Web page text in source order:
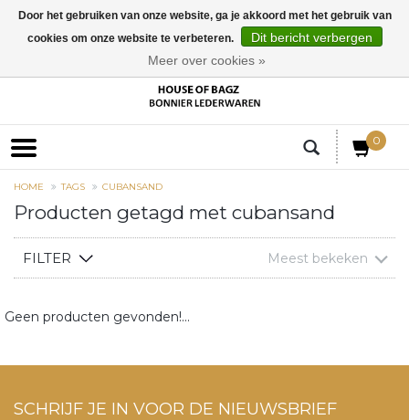
0
HOME TAGS CUBANSAND
Producten getagd met cubansand
FILTER Meest bekeken
Geen producten gevonden!...
SCHRIJF JE IN VOOR DE NIEUWSBRIEF
Door het gebruiken van onze website, ga je akkoord met het gebruik van
cookies om onze website te verbeteren.
Dit bericht verbergen
Meer over cookies »